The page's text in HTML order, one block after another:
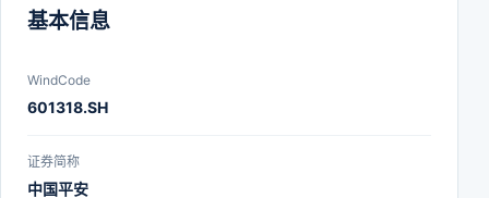
基本信息
WindCode
601318.SH
证券简称
中国平安